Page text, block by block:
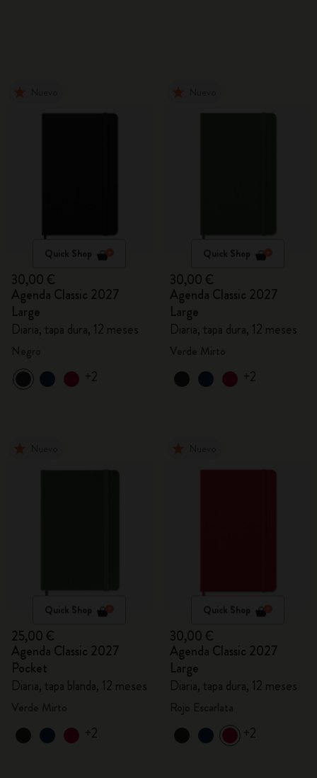
Quick Shop
30,00 €
Agenda Classic 2027
Large
Diaria, tapa dura, 12 meses
+2
Quick Shop
30,00 €
Agenda Classic 2027
Large
Diaria, tapa dura, 12 meses
+2
Quick Shop
25,00 €
Agenda Classic 2027
Pocket
Diaria, tapa blanda, 12 meses
+2
Quick Shop
30,00 €
Agenda Classic 2027
Large
Diaria, tapa dura, 12 meses
+2